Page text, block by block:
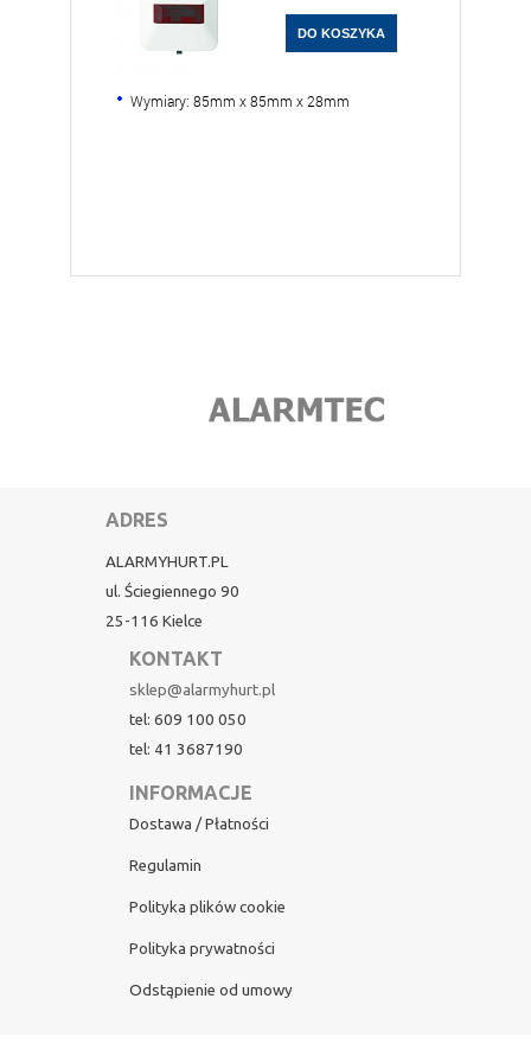
Wymiary: 85mm x 85mm x 28mm
ADRES
ALARMYHURT.PL
ul. Ściegiennego 90
25-116 Kielce
KONTAKT
sklep@alarmyhurt.pl
tel: 609 100 050
tel: 41 3687190
INFORMACJE
Dostawa / Płatności
Regulamin
Polityka plików cookie
Polityka prywatności
Odstąpienie od umowy